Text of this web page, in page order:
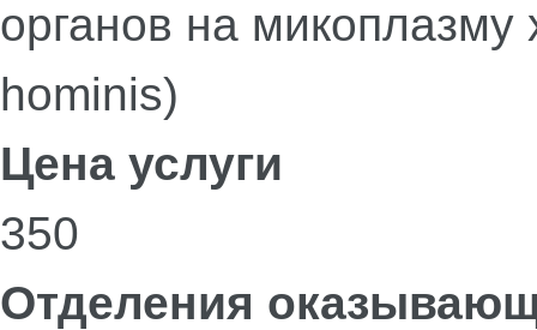
органов на
hominis)
Цена услуги
350
Отделения